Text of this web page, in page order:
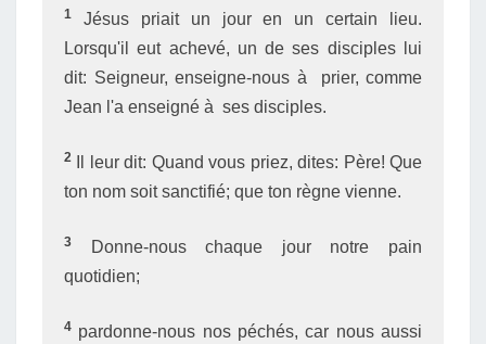
1
Jésus priait un jour en un certain lieu.
Lorsqu'il eut achevé, un de ses disciples lui
dit: Seigneur, enseigne-nous à prier, comme
Jean l'a enseigné à ses disciples.
2
Il leur dit: Quand vous priez, dites: Père! Que
ton nom soit sanctifié; que ton règne vienne.
3
Donne-nous chaque jour notre pain
quotidien;
4 pardonne-nous nos péchés, car nous aussi